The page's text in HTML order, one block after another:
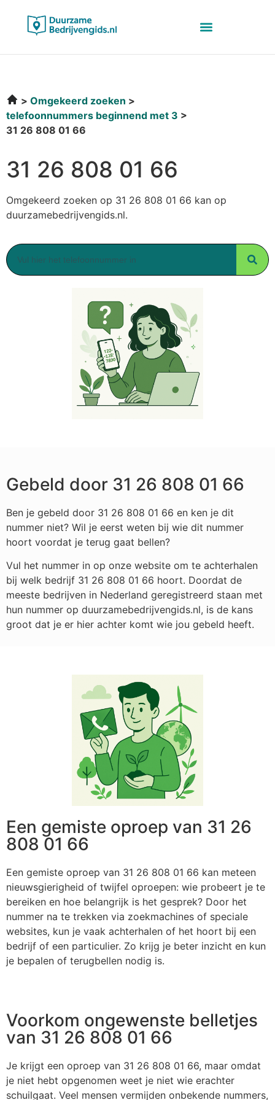
Omgekeerd zoeken
telefoonnummers beginnend met 3
31 26 808 01 66
31 26 808 01 66
Omgekeerd zoeken op 31 26 808 01 66 kan op
duurzamebedrijvengids.nl.
Gebeld door 31 26 808 01 66
Ben je gebeld door 31 26 808 01 66 en ken je dit
nummer niet? Wil je eerst weten bij wie dit nummer
hoort voordat je terug gaat bellen?
Vul het nummer in op onze website om te achterhalen
bij welk bedrijf 31 26 808 01 66 hoort. Doordat de
meeste bedrijven in Nederland geregistreerd staan met
hun nummer op duurzamebedrijvengids.nl, is de kans
groot dat je er hier achter komt wie jou gebeld heeft.
Een gemiste oproep van 31 26
808 01 66
Een gemiste oproep van 31 26 808 01 66 kan meteen
nieuwsgierigheid of twijfel oproepen: wie probeert je te
bereiken en hoe belangrijk is het gesprek? Door het
nummer na te trekken via zoekmachines of speciale
websites, kun je vaak achterhalen of het hoort bij een
bedrijf of een particulier. Zo krijg je beter inzicht en kun
je bepalen of terugbellen nodig is.
Voorkom ongewenste belletjes
van 31 26 808 01 66
Je krijgt een oproep van 31 26 808 01 66, maar omdat
je niet hebt opgenomen weet je niet wie erachter
schuilgaat. Veel mensen vermijden onbekende nummers,